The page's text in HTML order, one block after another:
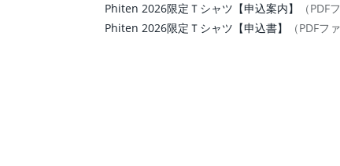
Phiten 2026限定Ｔシャツ【申込案内】
（
Phiten 2026限定Ｔシャツ【申込書】
（PDF